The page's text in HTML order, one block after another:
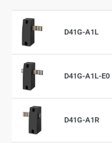
D41G-A1L
D41G-A1L-E0
D41G-A1R